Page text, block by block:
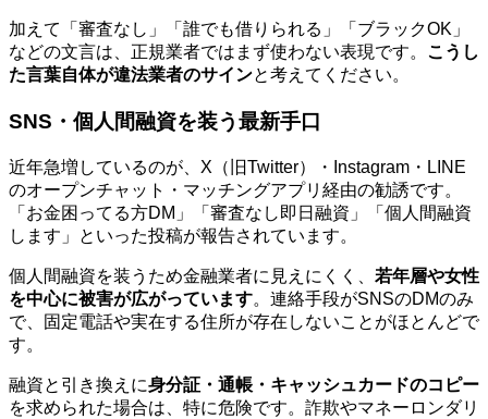
加えて「審査なし」「誰でも借りられる」「ブラックOK」
などの文言は、正規業者ではまず使わない表現です。 こうし
た言葉自体が違法業者のサインと考えてください。
SNS・個人間融資を装う最新手口
近年急増しているのが、X（旧Twitter）・Instagram・LINE
のオープンチャット・マッチングアプリ経由の勧誘です。
「お金困ってる方DM」「審査なし即日融資」「個人間融資
します」といった投稿が報告されています。
個人間融資を装うため金融業者に見えにくく、 若年層や女性
を中心に被害が広がっています。連絡手段がSNSのDMのみ
で、固定電話や実在する住所が存在しないことがほとんどで
す。
融資と引き換えに身分証・通帳・キャッシュカードのコピー
を求められた場合は、特に危険です。詐欺やマネーロンダリ